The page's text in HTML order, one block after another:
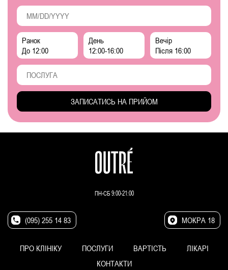
Ранок
До 12:00
День
12:00-16:00
Вечір
Після 16:00
ПН-СБ 9:00-21:00
(095) 255 14 83 МОКРА 18
ПРО КЛІНІКУ ПОСЛУГИ ВАРТІСТЬ
ЛІКАРІ
КОНТАКТИ